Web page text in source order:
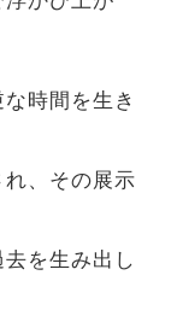
時間を生き
、その展示
を生み出し